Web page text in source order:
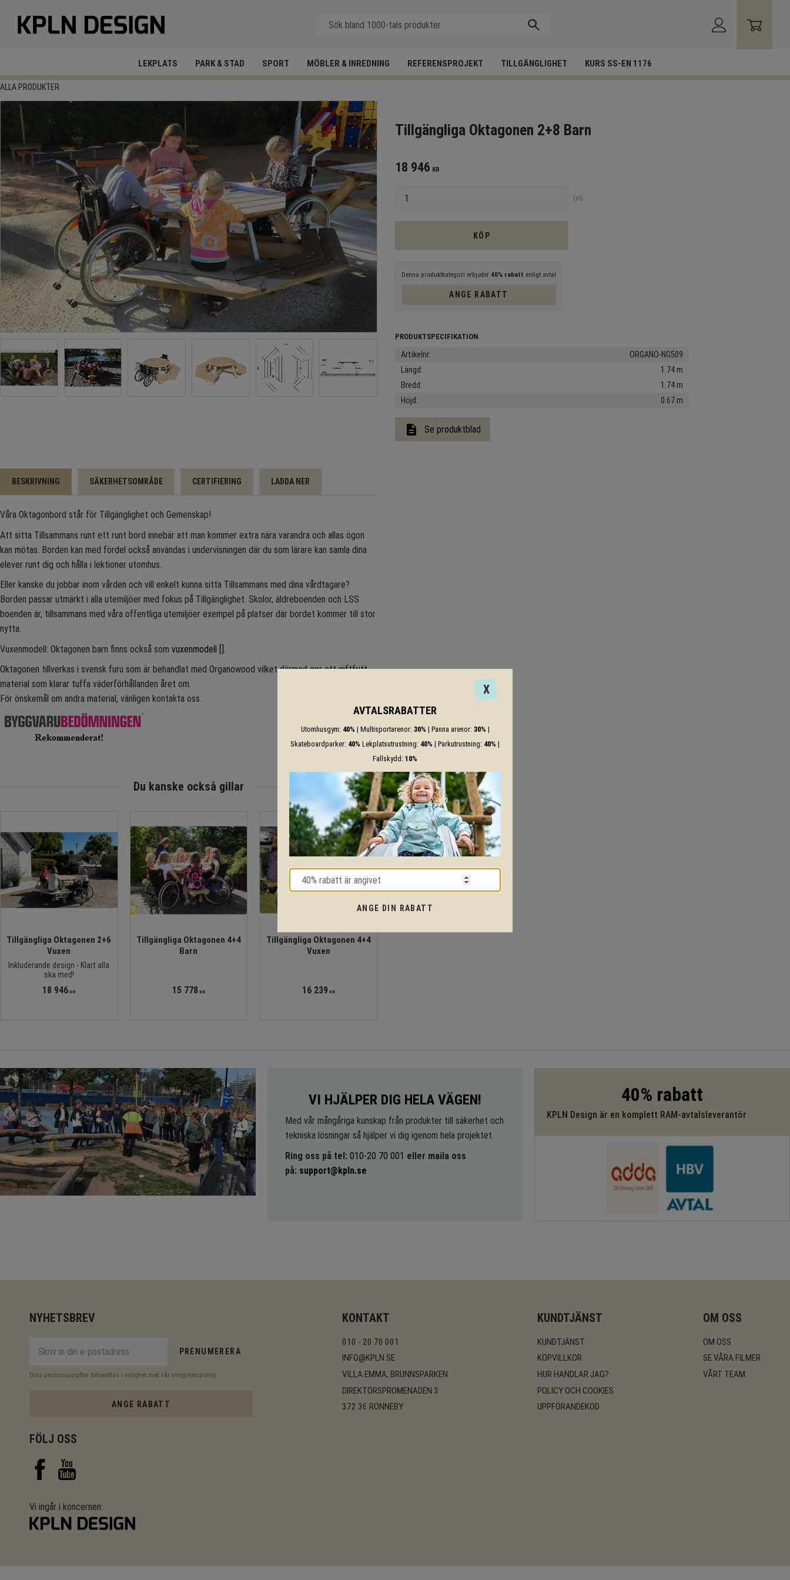
LEKPLATS PARK & STAD SPORT MÖBLER & INREDNING REFERENSPROJEKT TILLGÄNGLIGHET KURS SS-EN 1176
ALLA PRODUKTER
Tillgängliga Oktagonen 2+8 Barn
18 946 KR
st
KÖP
Denna produktkategori erbjuder 40% rabatt enligt avtal
ANGE RABATT
Artikelnr
ORGANO-NG509
Längd
1.74 m
Bredd
1.74 m
Höjd
0.67 m
description Se produktblad
BESKRIVNING SÄKERHETSOMRÅDE CERTIFIERING LADDA NER
Våra Oktagonbord står för Tillgänglighet och Gemenskap!
Att sitta Tillsammans runt ett runt bord innebär att man kommer extra nära varandra och allas ögon
kan mötas. Borden kan med fördel också användas i undervisningen där du som lärare kan samla dina
elever runt dig och hålla i lektioner utomhus.
Eller kanske du jobbar inom vården och vill enkelt kunna sitta Tillsammans med dina vårdtagare?
Borden passar utmärkt i alla utemiljöer med fokus på Tillgänglighet. Skolor, äldreboenden och LSS
boenden är, tillsammans med våra offentliga utemiljöer exempel på platser där bordet kommer till stor
nytta.
Vuxenmodell: Oktagonen barn finns också som vuxenmodell []
Oktagonen tillverkas i svensk furu som är behandlat med Organowood vilket därmed ger ett giftfritt
material som klarar tuffa väderförhållanden året om.
För önskemål om andra material, vänligen kontakta oss.
Du kanske också gillar
Tillgängliga Oktagonen 2+6
Vuxen
Inkluderande design - Klart alla
ska med!
18 946 KR
Tillgängliga Oktagonen 4+4
Barn
15 778 KR
Tillgängliga Oktagonen 4+4
Vuxen
16 239 KR
VI HJÄLPER DIG HELA VÄGEN!
Med vår mångåriga kunskap från produkter till säkerhet och
tekniska lösningar så hjälper vi dig igenom hela projektet.
Ring oss på tel: 010-20 70 001 eller maila oss
på: support@kpln.se
40% rabatt
KPLN Design är en komplett RAM-avtalsleverantör
NYHETSBREV
PRENUMERERA
Dina personuppgifter behandlas i enlighet med vår integritetspolicy.
ANGE RABATT
KONTAKT
010 - 20 70 001
INFO@KPLN.SE
VILLA EMMA, BRUNNSPARKEN
DIREKTÖRSPROMENADEN 3
372 36 RONNEBY
KUNDTJÄNST
KUNDTJÄNST
KÖPVILLKOR
HUR HANDLAR JAG?
POLICY OCH COOKIES
UPPFÖRANDEKOD
OM OSS
OM OSS
SE VÅRA FILMER
VÅRT TEAM
FÖLJ OSS
Vi ingår i koncernen:
X
AVTALSRABATTER
Utomhusgym: 40% | Multisportarenor: 30% | Panna arenor: 30% |
Skateboardparker: 40% Lekplatsutrustning: 40% | Parkutrustning: 40% |
Fallskydd: 10%
ANGE DIN RABATT